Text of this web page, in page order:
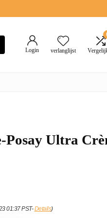
Login verlanglijst
Posay Ultra
01:37 PST-Details)